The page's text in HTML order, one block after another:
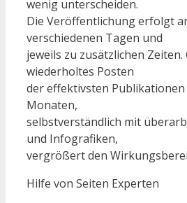
wenig unterscheiden.
Die Veröffentlichung erfolgt
verschiedenen Tagen und
jeweils zu zusätzlichen
wiederholtes Posten
der effektivsten Publikationen
Monaten,
selbstverständlich mit
und Infografiken,
vergrößert den
Hilfe von Seiten Experten